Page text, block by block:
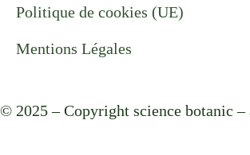
Politique de cookies (UE)
Mentions Légales
© 2025 – Copyright science botanic